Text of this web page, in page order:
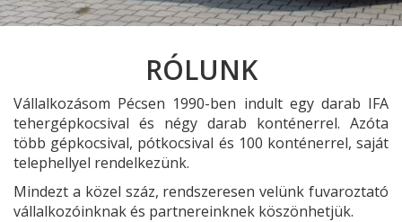
RÓLUNK
Vállalkozásom Pécsen 1990-ben indult egy darab IFA
tehergépkocsival és négy darab konténerrel. Azóta
több gépkocsival, pótkocsival és 100 konténerrel, saját
telephellyel rendelkezünk.
Mindezt a közel száz, rendszeresen velünk fuvaroztató
vállalkozóinknak és partnereinknek köszönhetjük.